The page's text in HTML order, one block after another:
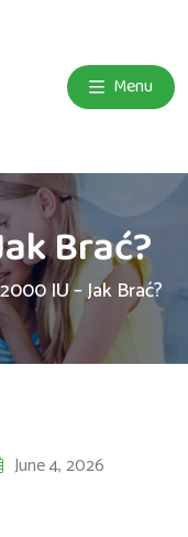
Menu
Brać?
IU – Jak Brać?
June 4, 2026